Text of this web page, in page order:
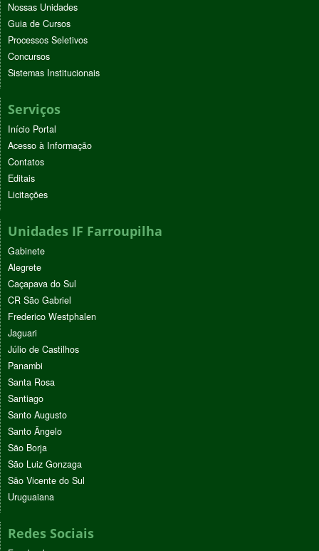
Nossas Unidades
Guia de Cursos
Processos Seletivos
Concursos
Sistemas Institucionais
Serviços
Início Portal
Acesso à Informação
Contatos
Editais
Licitações
Unidades IF Farroupilha
Gabinete
Alegrete
Caçapava do Sul
CR São Gabriel
Frederico Westphalen
Jaguari
Júlio de Castilhos
Panambi
Santa Rosa
Santiago
Santo Augusto
Santo Ângelo
São Borja
São Luiz Gonzaga
São Vicente do Sul
Uruguaiana
Redes Sociais